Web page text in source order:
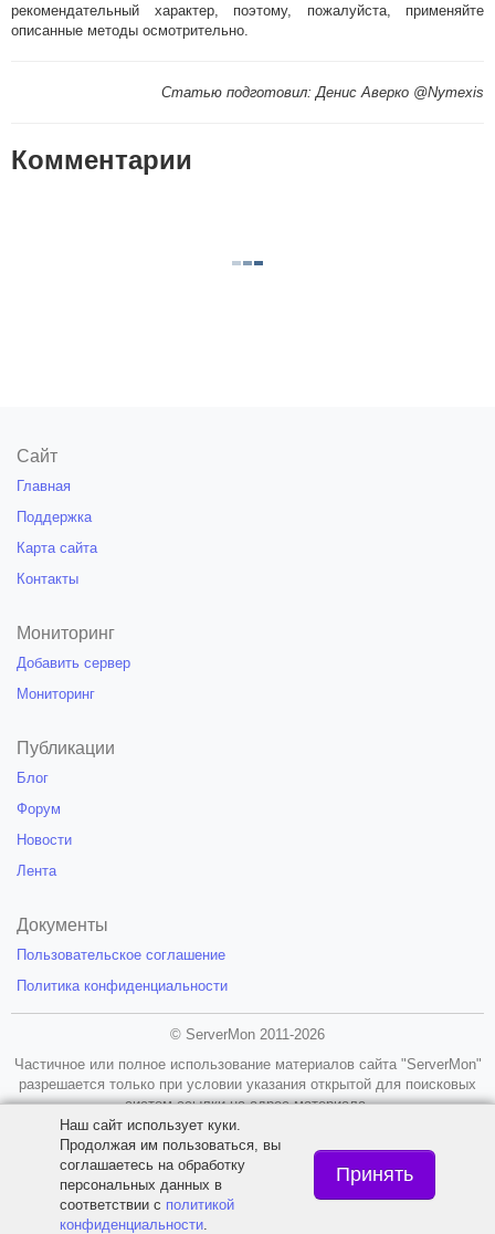
рекомендательный характер, поэтому, пожалуйста, применяйте
описанные методы осмотрительно.
Статью подготовил: Денис Аверко @Nymexis
Комментарии
Сайт
Главная
Поддержка
Карта сайта
Контакты
Мониторинг
Добавить сервер
Мониторинг
Публикации
Блог
Форум
Новости
Лента
Документы
Пользовательское соглашение
Политика конфиденциальности
© ServerMon 2011-2026
Частичное или полное использование материалов сайта "ServerMon"
разрешается только при условии указания открытой для поисковых
систем ссылки на адрес материала.
18+
Наш сайт использует куки.
Продолжая им пользоваться, вы
соглашаетесь на обработку
персональных данных в
соответствии с политикой
конфиденциальности
Принять